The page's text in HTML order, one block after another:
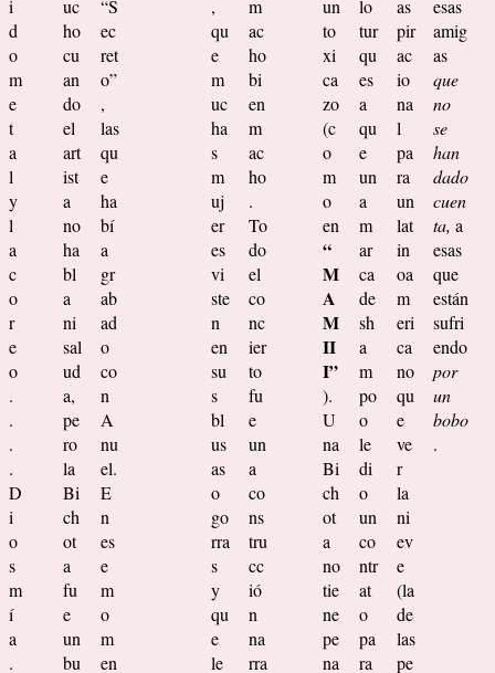
i
d
o
m
e
t
a
l
y
l
a
c
o
r
e
o
.
.
.
.
D
i
o
s
m
í
a
.
uc
ho
cu
an
do
el
art
ist
a
no
ha
bl
a
ni
sal
ud
a,
pe
ro
la
Bi
ch
ot
a
fu
e
un
bu
“S
ec
ret
o”
,
las
qu
e
ha
bí
a
gr
ab
ad
o
co
n
A
nu
el.
E
n
es
e
m
o
m
en
,
qu
e
m
uc
ha
s
m
uj
er
es
vi
ste
n
en
su
s
bl
us
as
o
go
rra
s
y
qu
e
le
m
ac
ho
bi
en
m
ac
ho
.
To
do
el
co
nc
ier
to
fu
e
un
a
co
ns
tru
cc
ió
n
na
rra
un
to
xi
ca
zo
(c
o
m
o
en
“
M
A
M
II
I”
).
U
na
Bi
ch
ot
a
no
tie
ne
pe
na
lo
tur
qu
es
a
qu
e
un
a
m
ar
ca
de
sh
a
m
po
o
le
di
o
un
co
ntr
at
o
pa
ra
as
pir
ac
io
na
l
pa
ra
un
lat
in
oa
m
eri
ca
no
qu
e
ve
r
la
ni
ev
e
(la
de
las
pe
esas
amig
as
que
no
se
han
dado
cuen
ta, a
esas
que
están
sufri
endo
por
un
bobo
.